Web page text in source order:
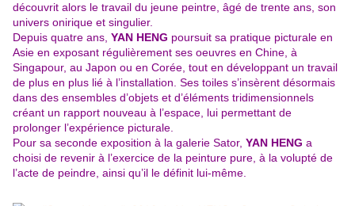
découvrit alors le travail du jeune peintre, âgé de trente ans, son
univers onirique et singulier.
Depuis quatre ans, YAN HENG poursuit sa pratique picturale en
Asie en exposant régulièrement ses oeuvres en Chine, à
Singapour, au Japon ou en Corée, tout en développant un travail
de plus en plus lié à l’installation. Ses toiles s’insèrent désormais
dans des ensembles d’objets et d’éléments tridimensionnels
créant un rapport nouveau à l’espace, lui permettant de
prolonger l’expérience picturale.
Pour sa seconde exposition à la galerie Sator, YAN HENG a
choisi de revenir à l’exercice de la peinture pure, à la volupté de
l’acte de peindre, ainsi qu’il le définit lui-même.